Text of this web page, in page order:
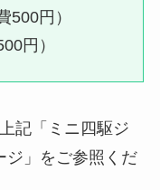
500円）
円）
記「ミニ四駆ジ
ジ」をご参照くだ